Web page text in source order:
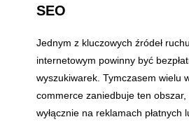
SEO
Jednym z kluczowych źródeł
internetowym powinny być
wyszukiwarek. Tymczasem wielu
commerce zaniedbuje ten
wyłącznie na reklamach płatnych